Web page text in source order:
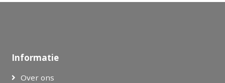
Informatie
Over ons